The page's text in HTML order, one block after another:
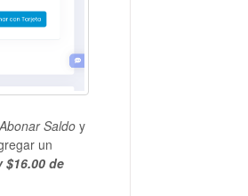
Abonar Saldoy
un
$16.00 de